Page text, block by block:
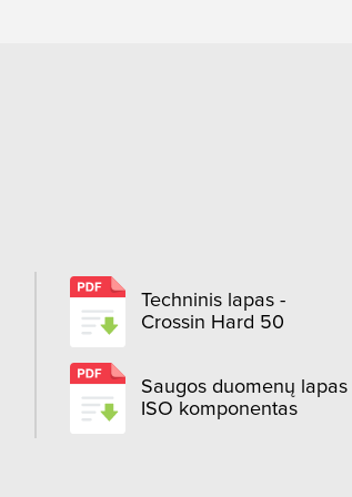
Techninis lapas -
Crossin Hard 50
Saugos duomenų lapas
ISO komponentas